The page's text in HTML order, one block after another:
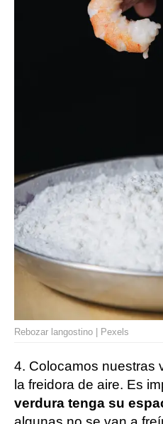
Rebozar langostino | Pexels
4. Colocamos nuestras
la freidora de aire. Es
verdura tenga su